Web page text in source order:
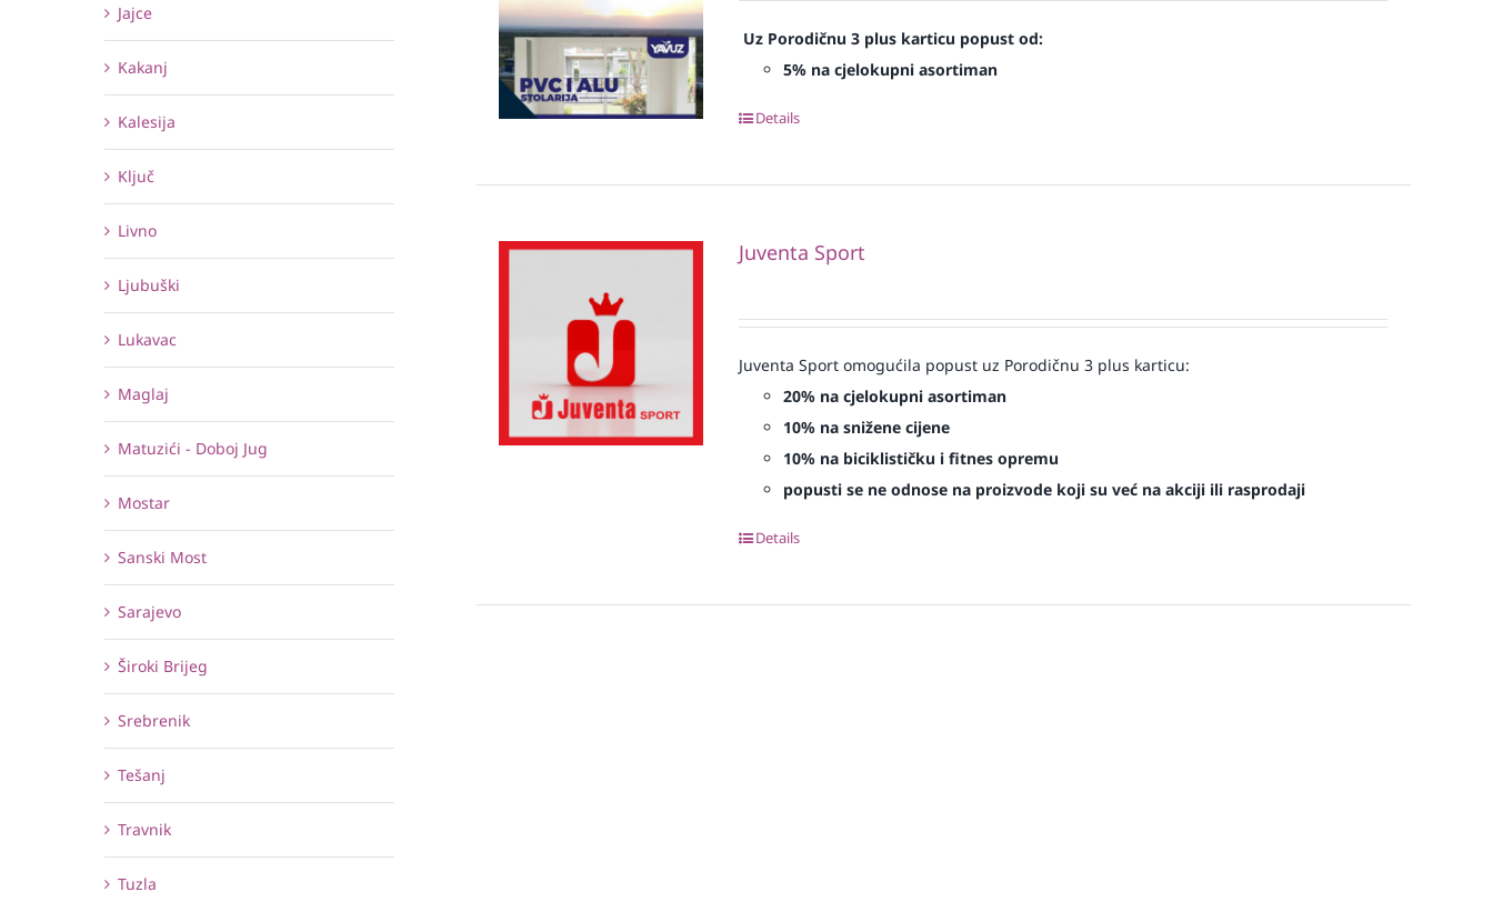
Uz Porodičnu 3 plus karticu popust od:
5% na cjelokupni asortiman
Details
Juventa Sport
Juventa Sport omogućila popust uz Porodičnu 3 plus karticu:
20% na cjelokupni asortiman
10% na snižene cijene
10% na biciklističku i fitnes opremu
popusti se ne odnose na proizvode koji su već na akciji ili rasprodaji
Details
Jajce
Kakanj
Kalesija
Ključ
Livno
Ljubuški
Lukavac
Maglaj
Matuzići - Doboj Jug
Mostar
Sanski Most
Sarajevo
Široki Brijeg
Srebrenik
Tešanj
Travnik
Tuzla